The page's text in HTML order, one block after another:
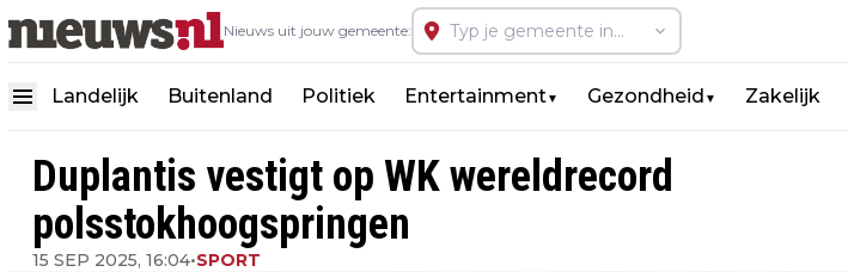
Nieuws uit jouw gemeente:
Landelijk Buitenland Politiek Entertainment▼ Gezondheid ▼ Zakelijk
Duplantis vestigt op WK wereldrecord
polsstokhoogspringen
15 SEP 2025, 16:04•SPORT